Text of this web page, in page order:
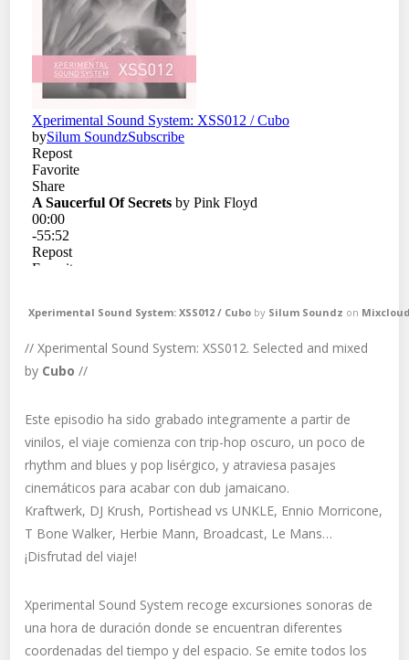
Xperimental Sound System: XSS012 / Cubo by Silum Soundz on
// Xperimental Sound System: XSS012. Selected and mixed
by Cubo //
Este episodio ha sido grabado integramente a partir de
vinilos, el viaje comienza con trip-hop oscuro, un poco de
rhythm and blues y pop lisérgico, y atraviesa pasajes
cinemáticos para acabar con dub jamaicano.
Kraftwerk, DJ Krush, Portishead vs UNKLE, Ennio Morricone,
T Bone Walker, Herbie Mann, Broadcast, Le Mans…
¡Disfrutad del viaje!
Xperimental Sound System recoge excursiones sonoras de
una hora de duración donde se encuentran diferentes
coordenadas del tiempo y del espacio. Se emite todos los